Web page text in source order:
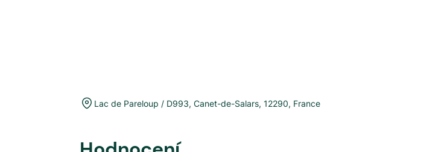
Lac de Pareloup / D993, Canet-de-Salars, 12290, France